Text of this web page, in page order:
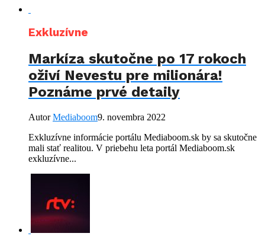
Exkluzívne
Markíza skutočne po 17 rokoch
oživí Nevestu pre milionára!
Poznáme prvé detaily
AutorMediaboom9. novembra 2022
Exkluzívne informácie portálu Mediaboom.sk by sa skutočne
mali stať realitou. V priebehu leta portál Mediaboom.sk
exkluzívne...